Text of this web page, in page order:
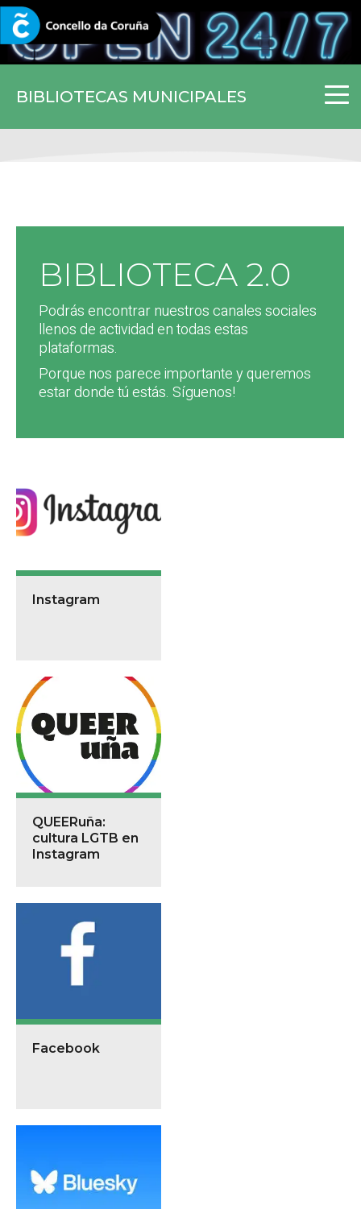
BIBLIOTECAS MUNICIPALES
CORUNA.GAL
BIBLIOTECA 2.0
Podrás encontrar nuestros canales sociales
llenos de actividad en todas estas
plataformas.
Porque nos parece importante y queremos
estar donde tú estás. Síguenos!
Instagram
QUEERuña:
cultura LGTB en
Instagram
Facebook